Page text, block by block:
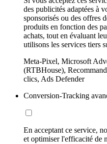
des publicités adaptées à
sponsorisés ou des offres
produits en fonction des
achats, tout en évaluant
utilisons les services tiers
Meta-Pixel, Microsoft
(RTBHouse),
clics, Ads Defender
Conversion-Tracking
En acceptant ce service,
et optimiser l'efficacité de